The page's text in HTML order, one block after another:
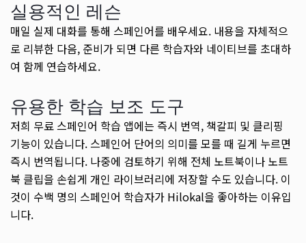
실용적인 레슨
매일 실제 대화를 통해 스페인어를 배우세요. 내용을 자체적으
로 리뷰한 다음, 준비가 되면 다른 학습자와 네이티브를 초대하
여 함께 연습하세요.
유용한 학습 보조 도구
저희 무료 스페인어 학습 앱에는 즉시 번역, 책갈피 및 클리핑
기능이 있습니다. 스페인어 단어의 의미를 모를 때 길게 누르면
즉시 번역됩니다. 나중에 검토하기 위해 전체 노트북이나 노트
북 클립을 손쉽게 개인 라이브러리에 저장할 수도 있습니다. 이
것이 수백 명의 스페인어 학습자가 Hilokal을 좋아하는 이유입
니다.